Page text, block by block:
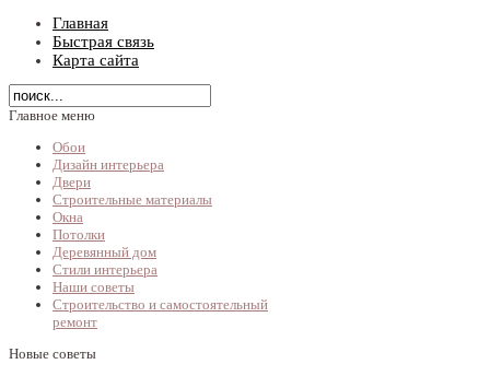
Главная
Быстрая связь
Карта сайта
Главное меню
Обои
Дизайн интерьера
Двери
Строительные материалы
Окна
Потолки
Деревянный дом
Стили интерьера
Наши советы
Строительство и самостоятельный
ремонт
Новые советы